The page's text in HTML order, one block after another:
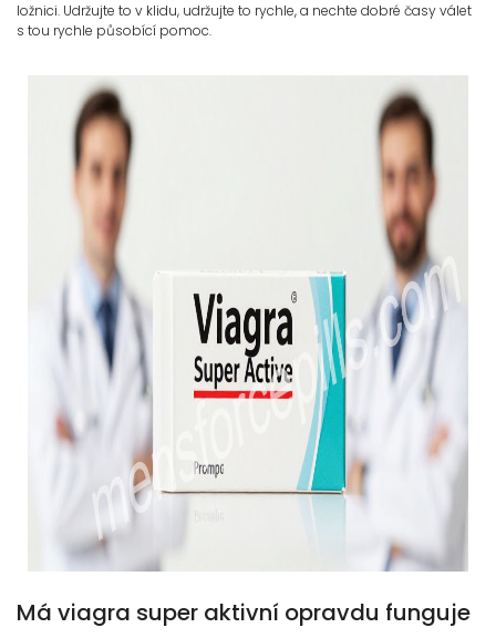
ložnici. Udržujte to v klidu, udržujte to rychle, a nechte dobré časy válet
s tou rychle působící pomoc.
Má viagra super aktivní opravdu funguje